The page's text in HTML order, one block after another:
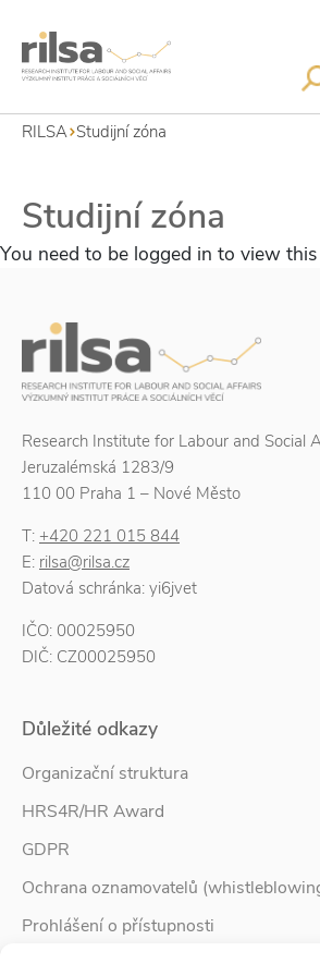
RILSA Studijní zóna
Studijní zóna
You need to be logged in to view
Research Institute for Labour and Social
Jeruzalémská 1283/9
110 00 Praha 1 – Nové Město
T: +420 221 015 844
E: rilsa@rilsa.cz
Datová schránka: yi6jvet
IČO: 00025950
DIČ: CZ00025950
Důležité odkazy
Organizační struktura
HRS4R/HR Award
GDPR
Ochrana oznamovatelů
Prohlášení o přístupnosti